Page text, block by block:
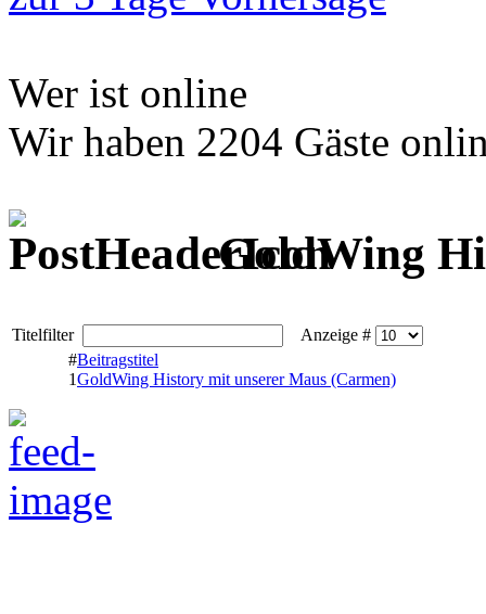
Wer ist online
Wir haben 2204 Gäste
GoldWing
Titelfilter
Anzeige #
#Beitragstitel
1GoldWing History mit unserer Maus (Carmen)